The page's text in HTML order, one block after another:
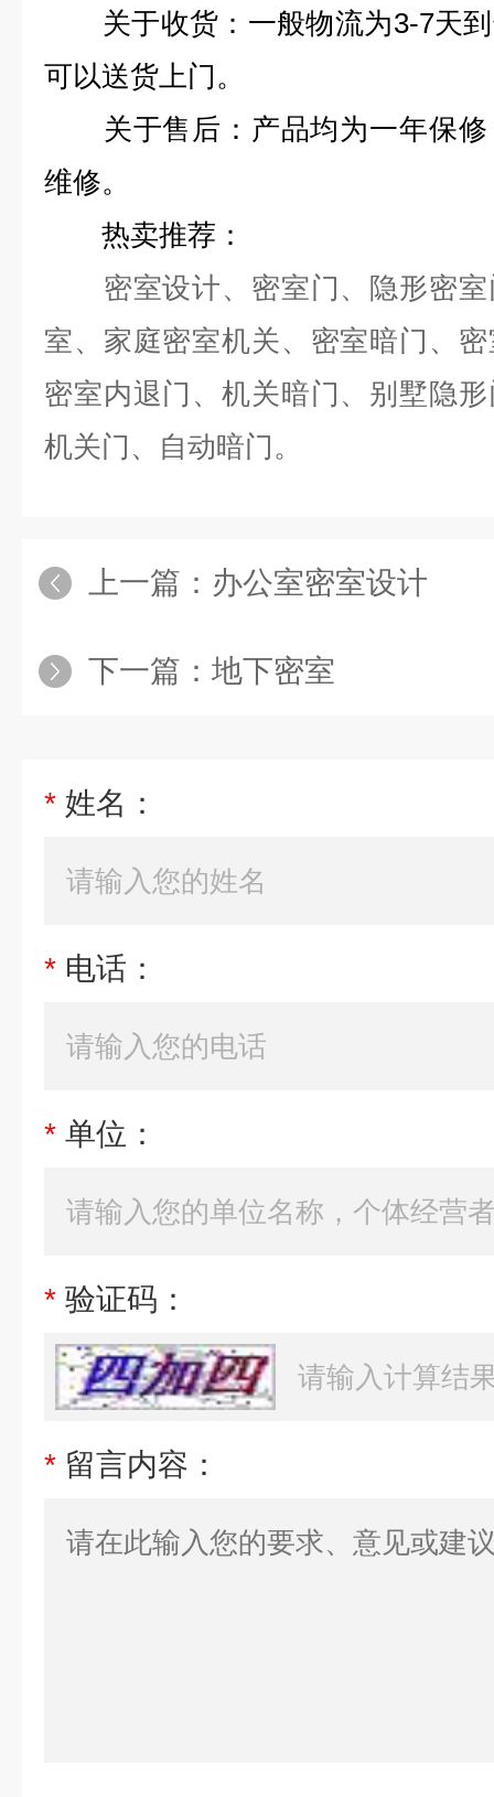
关于收货：一般物流为3-7天到
可以送货上门。
关于售后：产品均为一年保修
维修。
热卖推荐：
密室设计、 密室门 、 隐形密
室、 家庭密室机关、 密室暗门 、
密室内退门 、机关暗门 、 别墅隐
机关门 、 自动暗门。
上一篇： 办公室密室设计
下一篇： 地下密室
* 姓名：
* 电话：
* 单位：
* 验证码：
* 留言内容：